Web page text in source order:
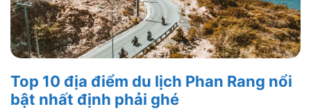
Top 10 địa điểm du lịch Phan Rang nổi
bật nhất định phải ghé